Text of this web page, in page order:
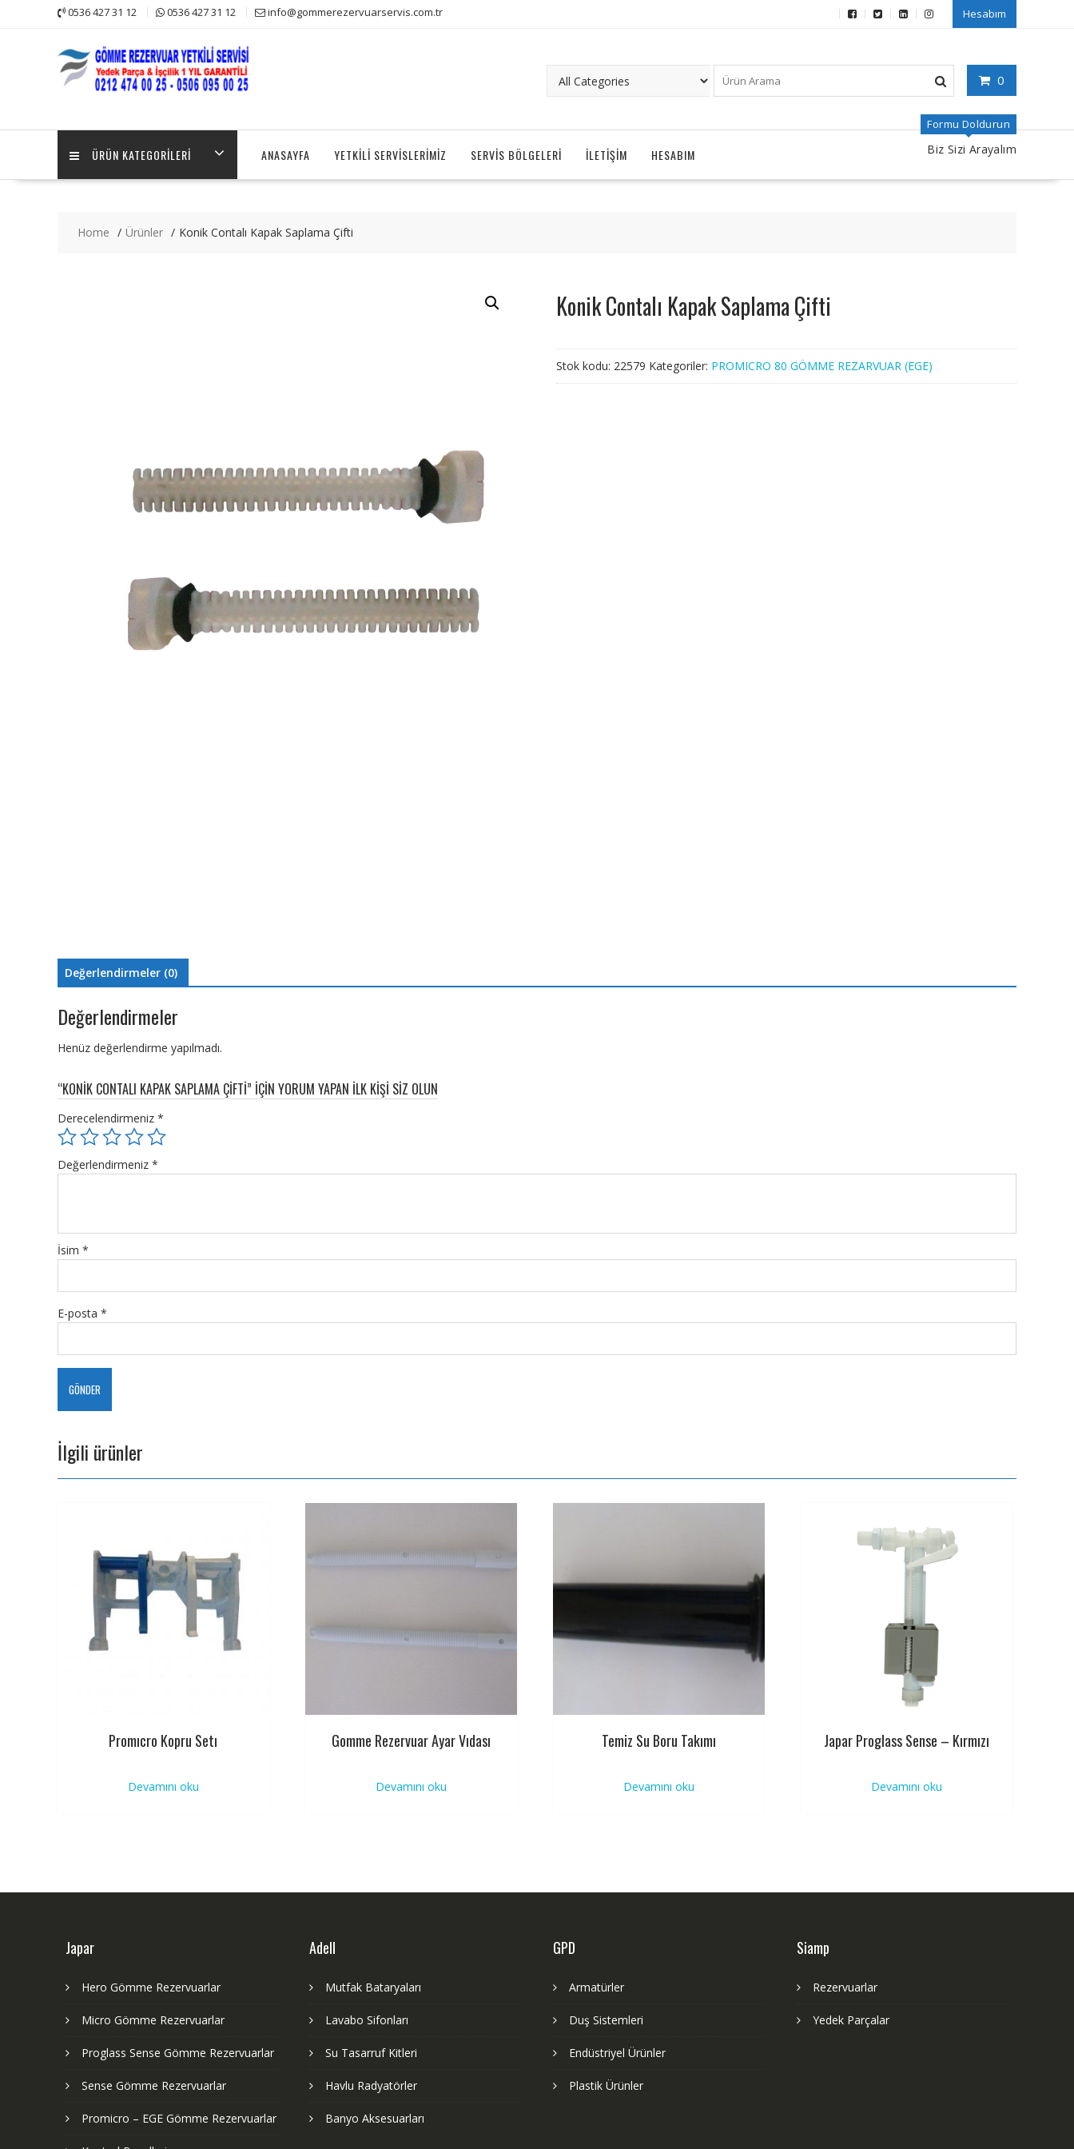
0536 427 31 12 0536 427 31 12 info@gommerezervuarservis.com.tr Hesabım
0
ÜRÜN KATEGORILERI ANASAYFA YETKILI SERVISLERIMIZ SERVIS BÖLGELERI İLETIŞIM HESABIM
Formu Doldurun
Biz Sizi Arayalım
Home Ürünler Konik Contalı Kapak Saplama Çifti
Konik Contalı Kapak Saplama Çifti
Stok kodu: 22579 Kategoriler: PROMICRO 80 GÖMME REZARVUAR (EGE)
Değerlendirmeler (0)
Değerlendirmeler
Henüz değerlendirme yapılmadı.
“KONIK CONTALI KAPAK SAPLAMA ÇIFTI” IÇIN YORUM YAPAN ILK KIŞI SIZ OLUN
Derecelendirmeniz *
Değerlendirmeniz *
İsim *
E-posta *
İlgili ürünler
Promıcro Kopru Setı
Devamını oku
Gomme Rezervuar Ayar Vıdası
Devamını oku
Temiz Su Boru Takımı
Devamını oku
Japar Proglass Sense – Kırmızı
Devamını oku
Japar
Hero Gömme Rezervuarlar
Micro Gömme Rezervuarlar
Proglass Sense Gömme Rezervuarlar
Sense Gömme Rezervuarlar
Promicro – EGE Gömme Rezervuarlar
Adell
Mutfak Bataryaları
Lavabo Sifonları
Su Tasarruf Kitleri
Havlu Radyatörler
Banyo Aksesuarları
GPD
Armatürler
Duş Sistemleri
Endüstriyel Ürünler
Plastik Ürünler
Siamp
Rezervuarlar
Yedek Parçalar